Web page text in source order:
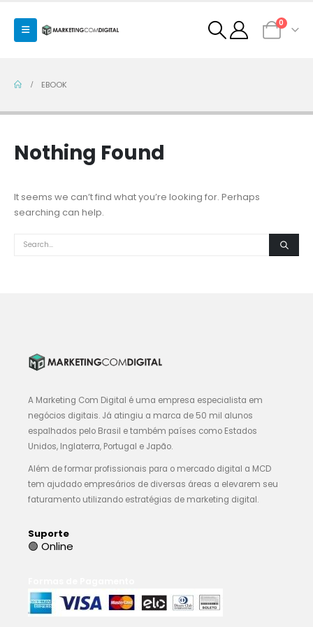
0
EBOOK
Nothing Found
It seems we can’t find what you’re looking for. Perhaps
searching can help.
A Marketing Com Digital é uma empresa especialista em
negócios digitais. Já atingiu a marca de 50 mil alunos
espalhados pelo Brasil e também países como Estados
Unidos, Inglaterra, Portugal e Japão.
Além de formar profissionais para o mercado digital a MCD
tem ajudado empresários de diversas áreas a elevarem seu
faturamento utilizando estratégias de marketing digital.
Suporte
🟢 Online